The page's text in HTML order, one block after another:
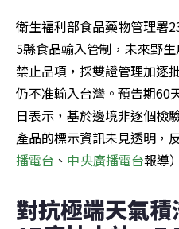
衛生福利部食品藥物管理署
5縣食品輸入管制，未來野
禁止品項，採雙證管理加逐
仍不准輸入台灣。預告期60
日表示，基於邊境非逐個檢
產品的標示資訊未見透明，
播電台 、 中央廣播電台報導）
對抗極端天氣